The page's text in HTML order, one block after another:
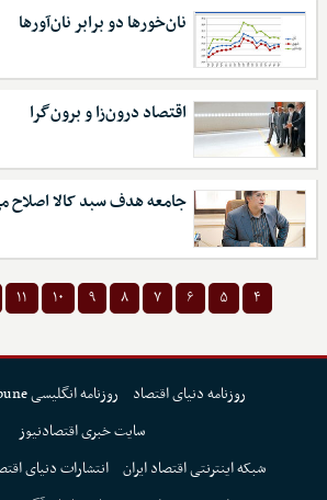
نان‌خورها دو برابر نان‌آورها
اقتصاد درون‌زا و برون‌گرا
جامعه هدف سبد کالا اصلاح
۴ ۵ ۶ ۷ ۸ ۹ ۱۰ ۱۱
روزنامه دنیای اقتصاد
روزنامه انگلیسی Financial Tribune
سایت خبری اقتصادنیوز
شبکه اینترنتی اقتصاد ایران انتشارات دنیای